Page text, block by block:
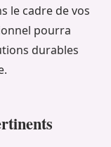
le cadre de vos
pourra
durables